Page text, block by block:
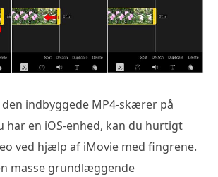
indbyggede MP4-skærer på
har en iOS-enhed, kan du hurtigt
ved hjælp af iMovie med fingrene.
masse grundlæggende